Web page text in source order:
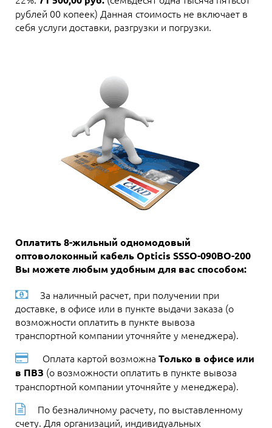
рублей 00 копеек) Данная стоимость не включает в
себя услуги доставки, разгрузки и погрузки.
Оплатить 8-жильный одномодовый
оптоволоконный кабель Opticis SSSO-090BO-200
Вы можете любым удобным для вас способом:
За наличный расчет, при получении при
доставке, в офисе или в пункте выдачи заказа (о
возможности оплатить в пункте вывоза
транспортной компании уточняйте у менеджера).
Оплата картой возможна Только в офисе или
в ПВЗ (о возможности оплатить в пункте вывоза
транспортной компании уточняйте у менеджера).
По безналичному расчету, по выставленному
счету. Для организаций, индивидуальных